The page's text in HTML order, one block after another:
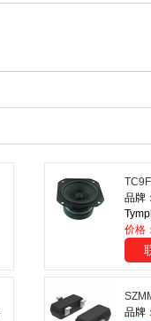
品牌
价格
品牌